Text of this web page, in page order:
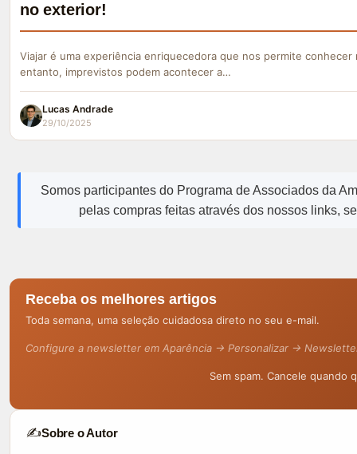
no exterior!
Viajar é uma experiência enriquecedora que nos permite
entanto, imprevistos podem acontecer a…
Lucas Andrade
29/10/2025
Somos participantes do Programa de Associados da
pelas compras feitas através dos nossos links,
Receba os melhores artigos
Toda semana, uma seleção cuidadosa direto no seu e-mail.
Configure a newsletter em Aparência → Personalizar →
Sem spam. Cancele quando
✍️Sobre o Autor